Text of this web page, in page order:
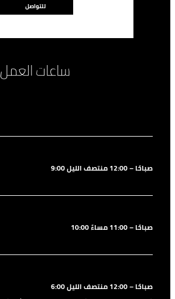
للتواصل
ساعات العمل
9:00 صباحًا – 12:00 منتصف الليل
10:00 صباحًا – 11:00 مساءً
6:00 صباحًا – 12:00 منتصف الليل